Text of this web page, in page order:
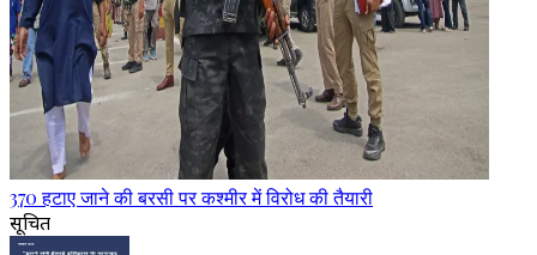
370 हटाए जाने की बरसी पर कश्मीर में विरोध की तैयारी
सूचित